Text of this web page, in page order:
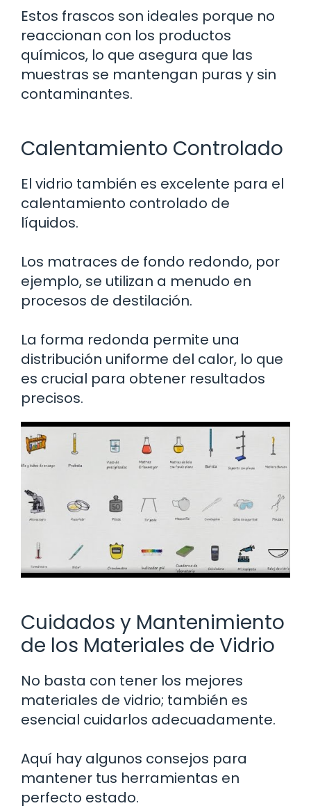
Estos frascos son ideales porque no
reaccionan con los productos
químicos, lo que asegura que las
muestras se mantengan puras y sin
contaminantes.
Calentamiento Controlado
El vidrio también es excelente para el
calentamiento controlado de
líquidos.
Los matraces de fondo redondo, por
ejemplo, se utilizan a menudo en
procesos de destilación.
La forma redonda permite una
distribución uniforme del calor, lo que
es crucial para obtener resultados
precisos.
Cuidados y Mantenimiento
de los Materiales de Vidrio
No basta con tener los mejores
materiales de vidrio; también es
esencial cuidarlos adecuadamente.
Aquí hay algunos consejos para
mantener tus herramientas en
perfecto estado.